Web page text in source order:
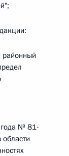
районный
№ 81-